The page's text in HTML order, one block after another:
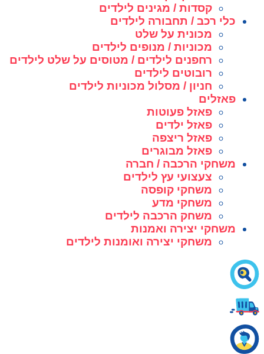
קסדות / מגינים לילדים
כלי רכב / תחבורה לילדים
מכונית על שלט
מכוניות / מנופים לילדים
רחפנים לילדים / מטוסים על שלט לילדים
רובוטים לילדים
חניון / מסלול מכוניות לילדים
פאזלים
פאזל פעוטות
פאזל ילדים
פאזל ריצפה
פאזל מבוגרים
משחקי הרכבה / חברה
צעצועי עץ לילדים
משחקי קופסה
משחקי מדע
משחק הרכבה לילדים
משחקי יצירה ואמנות
משחקי יצירה ואומנות לילדים